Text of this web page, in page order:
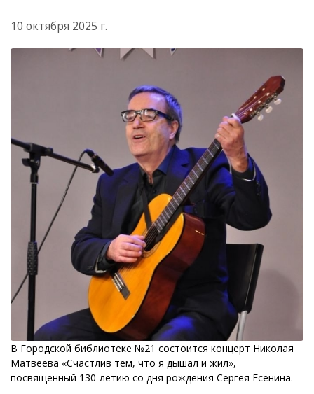
10 октября 2025 г.
В Городской библиотеке №21 состоится концерт Николая
Матвеева «Счастлив тем, что я дышал и жил»,
посвященный 130-летию со дня рождения Сергея Есенина.